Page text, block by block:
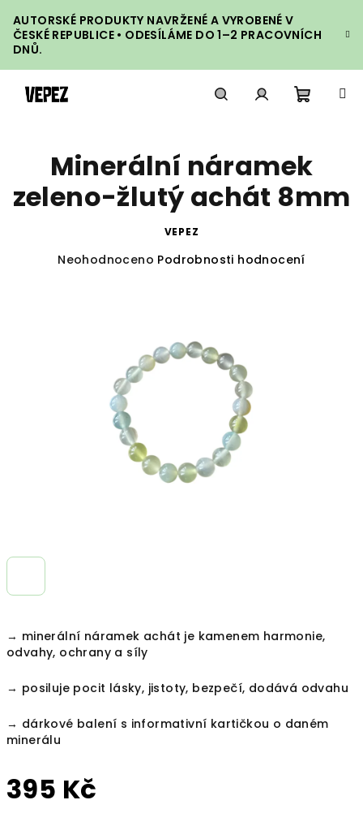
na
obsah
AUTORSKÉ PRODUKTY NAVRŽENÉ A VYROBENÉ V
ČESKÉ REPUBLICE • ODESÍLÁME DO 1–2 PRACOVNÍCH
DNŮ.
košík
→ minerální náramek achát je kamenem harmonie,
odvahy, ochrany a síly
→ posiluje pocit lásky, jistoty, bezpečí, dodává odvahu
→ dárkové balení s informativní kartičkou o daném
minerálu
395 Kč
Minerální náramek
zeleno-žlutý achát 8mm
VEPEZ
Průměrné
Neohodnoceno Podrobnosti hodnocení